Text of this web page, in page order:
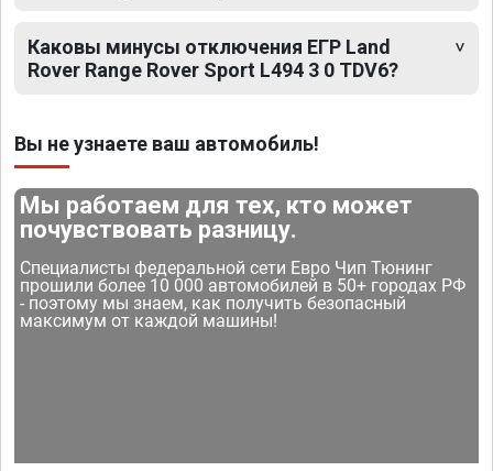
Каковы минусы отключения ЕГР Land
Rover Range Rover Sport L494 3 0 TDV6?
Вы не узнаете ваш автомобиль!
Мы работаем для тех, кто может
почувствовать разницу.
Специалисты федеральной сети Евро Чип Тюнинг
прошили более 10 000 автомобилей в 50+ городах РФ
- поэтому мы знаем, как получить безопасный
максимум от каждой машины!